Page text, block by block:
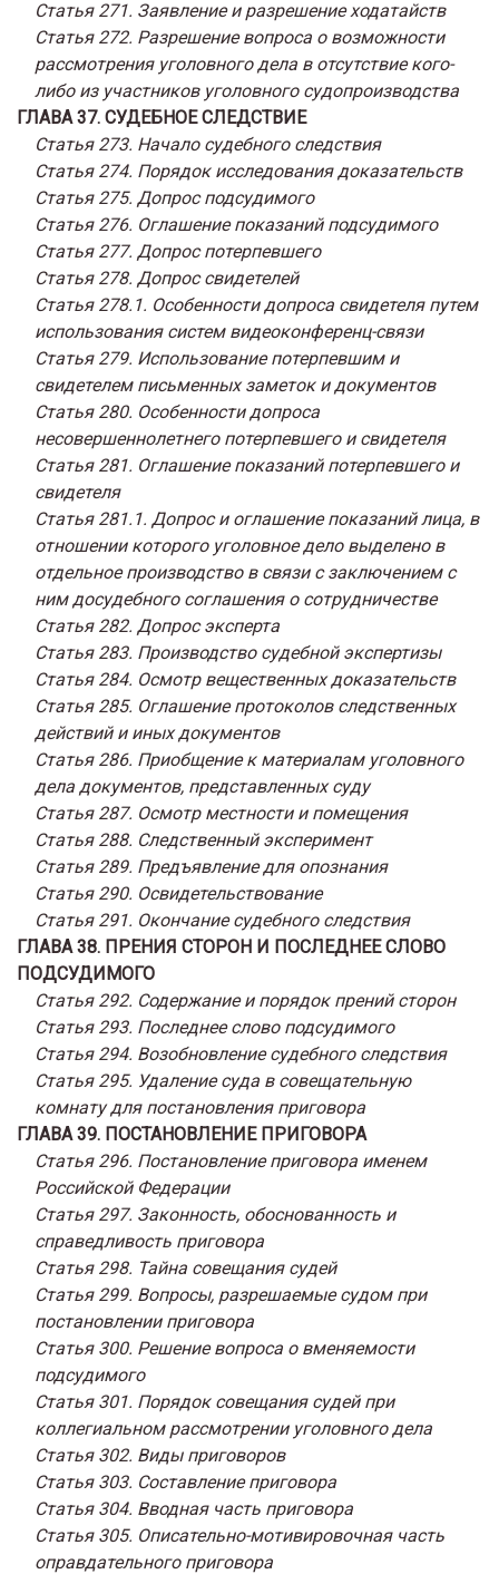
Статья 271. Заявление и разрешение ходатайств
Статья 272. Разрешение вопроса о возможности
рассмотрения уголовного дела в отсутствие кого-
либо из участников уголовного судопроизводства
ГЛАВА 37. СУДЕБНОЕ СЛЕДСТВИЕ
Статья 273. Начало судебного следствия
Статья 274. Порядок исследования доказательств
Статья 275. Допрос подсудимого
Статья 276. Оглашение показаний подсудимого
Статья 277. Допрос потерпевшего
Статья 278. Допрос свидетелей
Статья 278.1. Особенности допроса свидетеля путем
использования систем видеоконференц-связи
Статья 279. Использование потерпевшим и
свидетелем письменных заметок и документов
Статья 280. Особенности допроса
несовершеннолетнего потерпевшего и свидетеля
Статья 281. Оглашение показаний потерпевшего и
свидетеля
Статья 281.1. Допрос и оглашение показаний лица, в
отношении которого уголовное дело выделено в
отдельное производство в связи с заключением с
ним досудебного соглашения о сотрудничестве
Статья 282. Допрос эксперта
Статья 283. Производство судебной экспертизы
Статья 284. Осмотр вещественных доказательств
Статья 285. Оглашение протоколов следственных
действий и иных документов
Статья 286. Приобщение к материалам уголовного
дела документов, представленных суду
Статья 287. Осмотр местности и помещения
Статья 288. Следственный эксперимент
Статья 289. Предъявление для опознания
Статья 290. Освидетельствование
Статья 291. Окончание судебного следствия
ГЛАВА 38. ПРЕНИЯ СТОРОН И ПОСЛЕДНЕЕ СЛОВО
ПОДСУДИМОГО
Статья 292. Содержание и порядок прений сторон
Статья 293. Последнее слово подсудимого
Статья 294. Возобновление судебного следствия
Статья 295. Удаление суда в совещательную
комнату для постановления приговора
ГЛАВА 39. ПОСТАНОВЛЕНИЕ ПРИГОВОРА
Статья 296. Постановление приговора именем
Российской Федерации
Статья 297. Законность, обоснованность и
справедливость приговора
Статья 298. Тайна совещания судей
Статья 299. Вопросы, разрешаемые судом при
постановлении приговора
Статья 300. Решение вопроса о вменяемости
подсудимого
Статья 301. Порядок совещания судей при
коллегиальном рассмотрении уголовного дела
Статья 302. Виды приговоров
Статья 303. Составление приговора
Статья 304. Вводная часть приговора
Статья 305. Описательно-мотивировочная часть
оправдательного приговора